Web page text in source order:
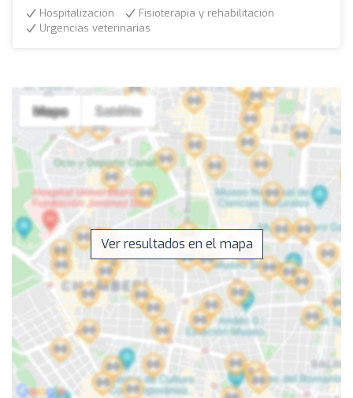
Hospitalización
Fisioterapia y rehabilitación
Urgencias veterinarias
Ver resultados en el mapa